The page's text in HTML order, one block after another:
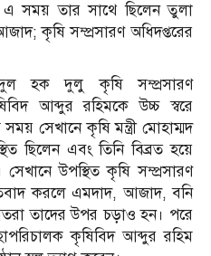
সময় তার সাথে ছিলেন তুলা
কৃষি সম্প্রসারণ অধিদপ্তরের
হক দুলু কৃষি সম্প্রসারণ
আব্দুর রহিমকে উচ্চ স্বরে
সেখানে কৃষি মন্ত্রী মোহাম্মদ
ছিলেন এবং তিনি বিব্রত হয়ে
উপস্থিত কৃষি সম্প্রসারণ
করলে এমদাদ, আজাদ, বনি
তাদের উপর চড়াও হন। পরে
কৃষিবিদ আব্দুর রহিম